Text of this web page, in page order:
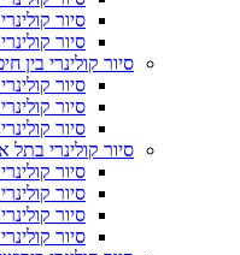
סיור
סיור
סיור קולינרי בין
סיור
סיור
סיור
סיור קולינרי בתל
סיור
סיור
סיור
סיור